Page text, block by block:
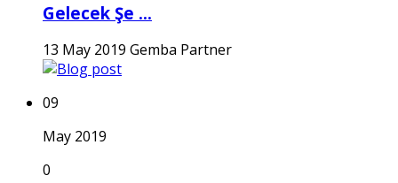
Gelecek Şe ...
13 May 2019 Gemba Partner
09
May 2019
0